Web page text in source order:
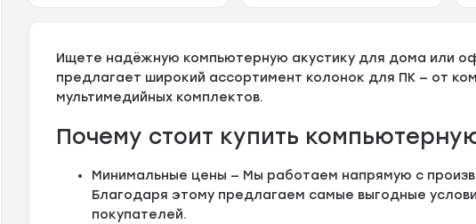
Ищете надёжную компьютерную акустику для дома или
предлагает широкий ассортимент колонок для ПК — от
мультимедийных комплектов.
Почему стоит купить
Минимальные цены — Мы работаем напрямую с
Благодаря этому предлагаем самые выгодные
покупателей.